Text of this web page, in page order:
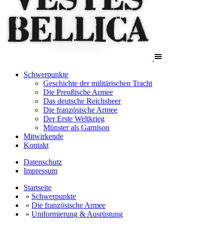
Schwerpunkte
Geschichte der militärischen Tracht
Die Preußische Armee
Das deutsche Reichsheer
Die französische Armee
Der Erste Weltkrieg
Münster als Garnison
Mitwirkende
Kontakt
Datenschutz
Impressum
Startseite
» Schwerpunkte
» Die französische Armee
» Uniformierung & Ausrüstung